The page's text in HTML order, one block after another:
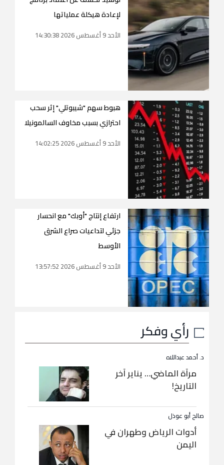
لإعادة هيكلة عملياتها
الأحد 9 أغسطس 2026 14:30:38
هبوط سهم "شيبوتلي" إثر سحب
احترازي بسبب مخاوف السالمونيلا
الأحد 9 أغسطس 2026 14:02:25
ارتفاع إنتاج "أوبك" مع انحسار
جزئي لتداعيات صراع الشرق
الأوسط
الأحد 9 أغسطس 2026 13:57:52
رأي وفكر
د. أحمد عبداللاه
مرآة الماضي… يناير آخر
التاريخ!
صالح أبو عوذل
أدوات الرياض وطهران في
اليمن